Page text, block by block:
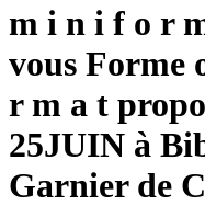
m i n i f o r
vous Forme
r m a t
25JUIN à
Garnier de